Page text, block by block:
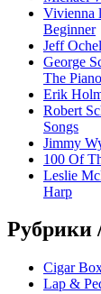
Vivienna
Beginner
Jeff
George
The
Erik
Robert
Songs
Jimmy
100 Of
Leslie
Harp
Рубрики
Cigar
Lap &